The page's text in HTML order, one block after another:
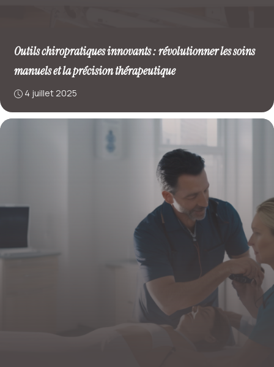
Outils chiropratiques innovants : révolutionner les soins
manuels et la précision thérapeutique
4 juillet 2025